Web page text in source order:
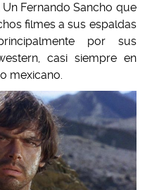
Fernando Sancho que
filmes a sus espaldas
por sus
casi siempre en
mexicano.